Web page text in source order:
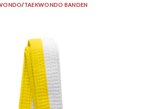
/TAEKWONDO BANDEN